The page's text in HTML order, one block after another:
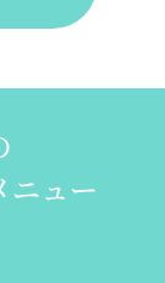
ニュー